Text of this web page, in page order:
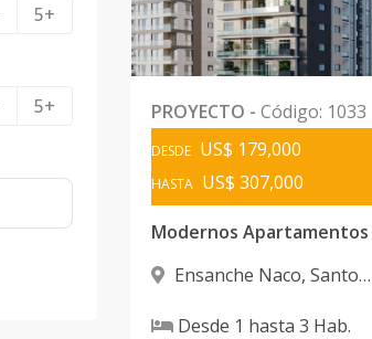
5+
5+
PROYECTO - Código: 1033
DESDE US$ 179,000
HASTA US$ 307,000
Ensanche Naco, Santo
Desde 1 hasta 3 Hab.